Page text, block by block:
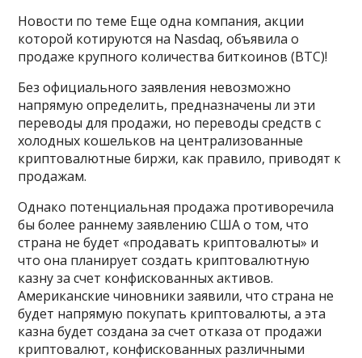
Новости по теме Еще одна компания, акции
которой котируются на Nasdaq, объявила о
продаже крупного количества биткоинов (BTC)!
Без официального заявления невозможно
напрямую определить, предназначены ли эти
переводы для продажи, но переводы средств с
холодных кошельков на централизованные
криптовалютные биржи, как правило, приводят к
продажам.
Однако потенциальная продажа противоречила
бы более раннему заявлению США о том, что
страна не будет «продавать криптовалюты» и
что она планирует создать криптовалютную
казну за счет конфискованных активов.
Американские чиновники заявили, что страна не
будет напрямую покупать криптовалюты, а эта
казна будет создана за счет отказа от продажи
криптовалют, конфискованных различными